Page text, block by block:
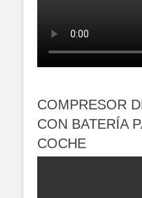
COMPRESOR
CON BATERÍA
COCHE